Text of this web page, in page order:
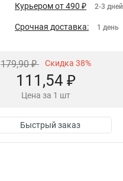
Курьером от 490 ₽ 2-3 дней
Срочная доставка: 1 день
179,90 ₽ Скидка 38%
111,54 ₽
Цена за 1 шт
Быстрый заказ